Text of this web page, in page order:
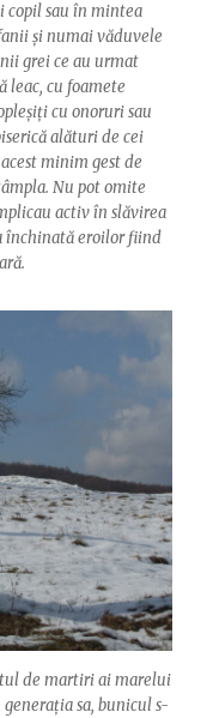
copil sau în mintea
și numai văduvele
grei ce au urmat
cu foamete
cu onoruri sau
alături de cei
minim gest de
Nu pot omite
activ în slăvirea
închinată eroilor fiind
de martiri ai marelui
sa, bunicul s-